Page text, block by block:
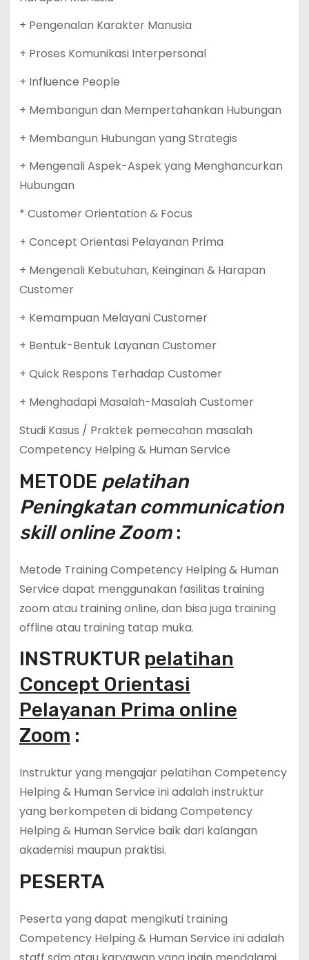
+ Pengenalan Karakter Manusia
+ Proses Komunikasi Interpersonal
+ Influence People
+ Membangun dan Mempertahankan Hubungan
+ Membangun Hubungan yang Strategis
+ Mengenali Aspek-Aspek yang Menghancurkan
Hubungan
* Customer Orientation & Focus
+ Concept Orientasi Pelayanan Prima
+ Mengenali Kebutuhan, Keinginan & Harapan
Customer
+ Kemampuan Melayani Customer
+ Bentuk-Bentuk Layanan Customer
+ Quick Respons Terhadap Customer
+ Menghadapi Masalah-Masalah Customer
Studi Kasus / Praktek pemecahan masalah
Competency Helping & Human Service
METODE pelatihan
Peningkatan communication
skill online Zoom:
Metode Training Competency Helping & Human
Service dapat menggunakan fasilitas training
zoom atau training online, dan bisa juga training
offline atau training tatap muka.
INSTRUKTUR pelatihan
Concept Orientasi
Pelayanan Prima online
Zoom :
Instruktur yang mengajar pelatihan Competency
Helping & Human Service ini adalah instruktur
yang berkompeten di bidang Competency
Helping & Human Service baik dari kalangan
akademisi maupun praktisi.
PESERTA
Peserta yang dapat mengikuti training
Competency Helping & Human Service ini adalah